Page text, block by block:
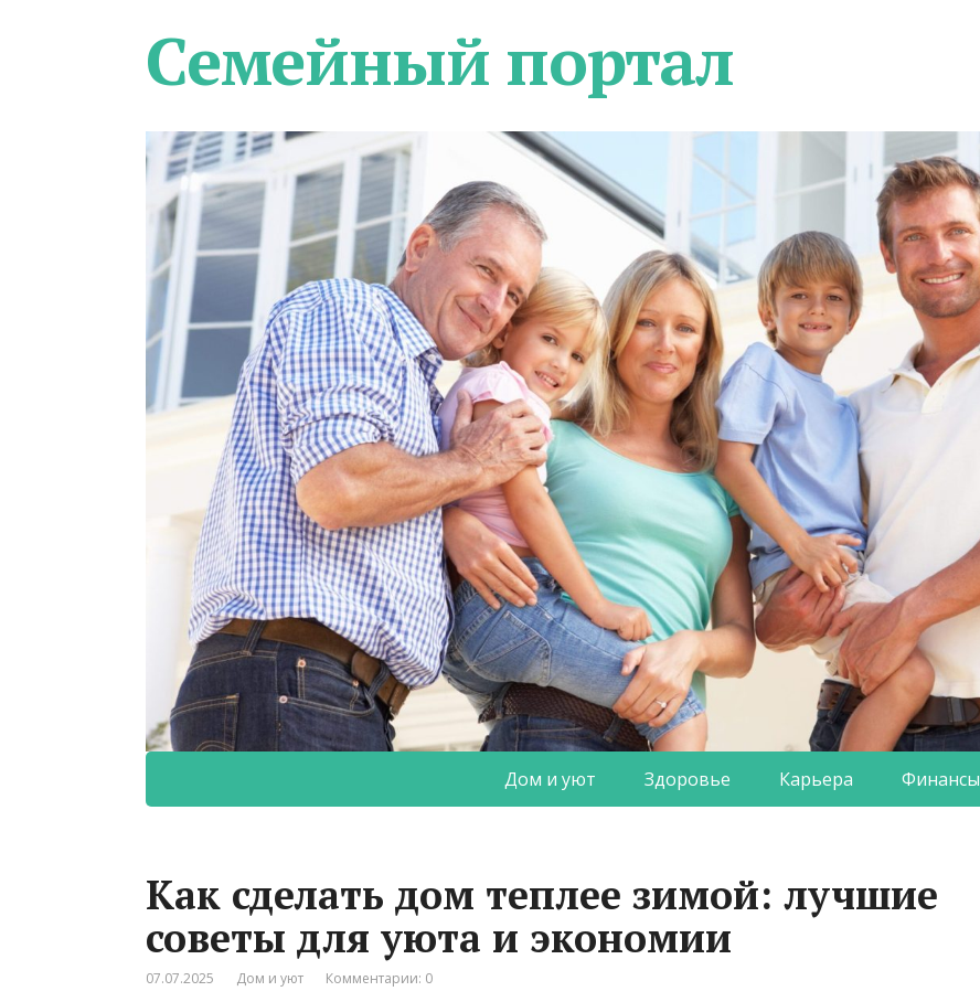
Семейный портал
Дом и уют Здоровье Карьера Финансы
Как сделать дом теплее зимой: лучшие
советы для уюта и экономии
07.07.2025 Дом и уют Комментарии: 0